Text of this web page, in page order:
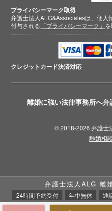
離婚に強い法律事務所へ
プライバシーマーク取得
弁護士法人ALG&Associatesは、個人
付与される 「プライバシーマーク」
クレジットカード決済対応
© 2018-2026 弁護士
離婚相
弁護士法人ALG 離
24時間予約受付 年中無休 通